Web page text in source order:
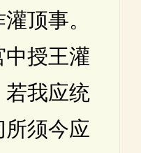
顶事。
中授王灌
若我应统
须今应